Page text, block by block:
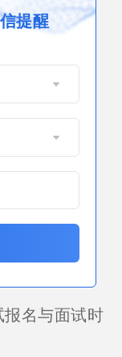
提醒
报名与面试时